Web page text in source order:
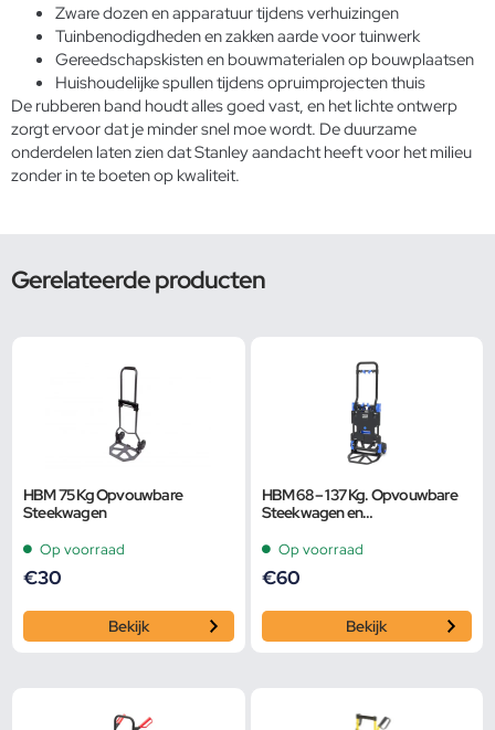
Zware dozen en apparatuur tijdens verhuizingen
Tuinbenodigdheden en zakken aarde voor tuinwerk
Gereedschapskisten en bouwmaterialen op bouwplaatsen
Huishoudelijke spullen tijdens opruimprojecten thuis
De rubberen band houdt alles goed vast, en het lichte ontwerp
zorgt ervoor dat je minder snel moe wordt. De duurzame
onderdelen laten zien dat Stanley aandacht heeft voor het milieu
zonder in te boeten op kwaliteit.
Gerelateerde producten
HBM 75 Kg Opvouwbare
Steekwagen
Op voorraad
€30
Bekijk
HBM 68 – 137 Kg. Opvouwbare
Steekwagen en
Op voorraad
€60
Bekijk